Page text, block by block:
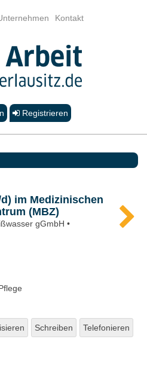
Kontakt
Registrieren
im Medizinischen
(MBZ)
gGmbH •
Schreiben Telefonieren